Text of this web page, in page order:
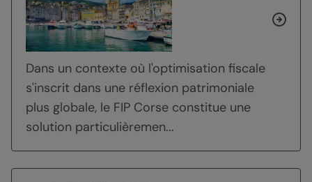
Dans un contexte où l'optimisation fiscale
s'inscrit dans une réflexion patrimoniale
plus globale, le FIP Corse constitue une
solution particulièremen...